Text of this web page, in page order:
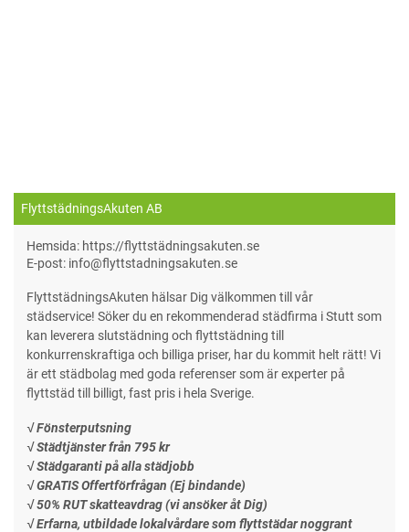
FlyttstädningsAkuten AB
Hemsida: https://flyttstädningsakuten.se
E-post: info@flyttstadningsakuten.se
FlyttstädningsAkuten hälsar Dig välkommen till vår
städservice! Söker du en rekommenderad städfirma i Stutt som
kan leverera slutstädning och flyttstädning till
konkurrenskraftiga och billiga priser, har du kommit helt rätt! Vi
är ett städbolag med goda referenser som är experter på
flyttstäd till billigt, fast pris i hela Sverige.
√ Fönsterputsning
√ Städtjänster från 795 kr
√ Städgaranti på alla städjobb
√ GRATIS Offertförfrågan (Ej bindande)
√ 50% RUT skatteavdrag (vi ansöker åt Dig)
√ Erfarna, utbildade lokalvårdare som flyttstädar noggrant